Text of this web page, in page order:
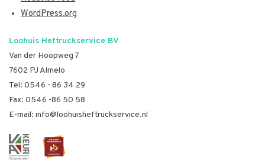
WordPress.org
Loohuis Heftruckservice BV
Van der Hoopweg 7
7602 PJ Almelo
Tel: 0546 - 86 34 29
Fax: 0546 -86 50 58
E-mail: info@loohuisheftruckservice.nl